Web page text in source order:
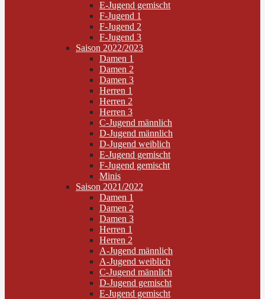
E-Jugend gemischt
F-Jugend 1
F-Jugend 2
F-Jugend 3
Saison 2022/2023
Damen 1
Damen 2
Damen 3
Herren 1
Herren 2
Herren 3
C-Jugend männlich
D-Jugend männlich
D-Jugend weiblich
E-Jugend gemischt
F-Jugend gemischt
Minis
Saison 2021/2022
Damen 1
Damen 2
Damen 3
Herren 1
Herren 2
A-Jugend männlich
A-Jugend weiblich
C-Jugend männlich
D-Jugend gemischt
E-Jugend gemischt